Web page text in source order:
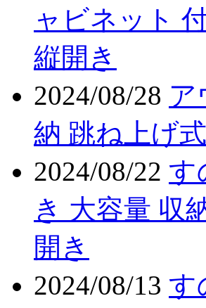
ャビネット
縦開き
2024/08/28 ア
納 跳ね上げ
2024/08/22 す
き 大容量 収
開き
2024/08/13 す